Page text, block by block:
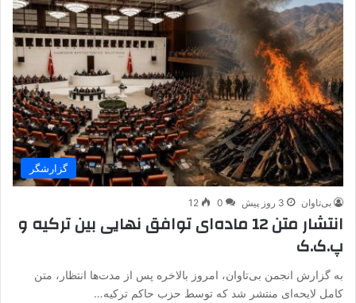
گزارشگر
بی‌تاوان 3 روز پیش 0
12
انتشار متن 12 ماده‌ای توافق نهایی بین ترکیه و
پ.ک.ک
به گزارش انجمن بی‌تاوان، امروز بالاخره پس از مدت‌ها انتظار، متن
کامل لایحه‌ای منتشر شد که توسط حزب حاکم ترکیه…